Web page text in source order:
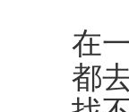
在
都